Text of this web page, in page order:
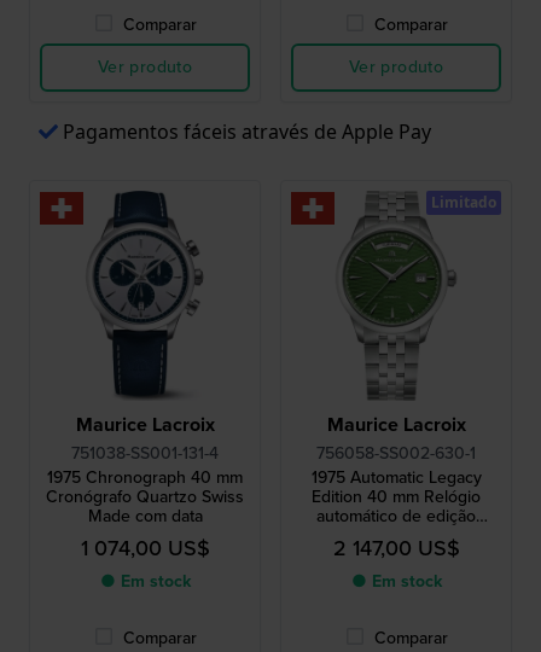
Comparar
Ver produto
Comparar
Ver produto
Pagamentos fáceis através de Apple Pay
Maurice Lacroix
751038-SS001-131-4
1975 Chronograph 40 mm
Cronógrafo Quartzo Swiss
Made com data
1 074,00 US$
● Em stock
Comparar
Maurice Lacroix
756058-SS002-630-1
1975 Automatic Legacy
Edition 40 mm Relógio
automático de edição
limitada fabricado na Suíça
com um grande dia do mês
2 147,00 US$
● Em stock
Comparar
Limitado